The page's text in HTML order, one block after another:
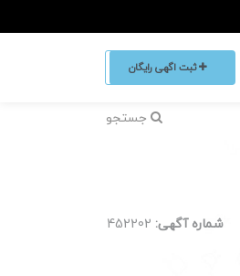
ثبت اگهی رایگان
جستجو
شماره آگهی: 452202